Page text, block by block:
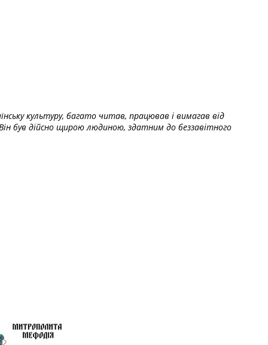
культуру, багато читав, працював і вимагав від
був дійсно щирою людиною, здатним до беззавітного